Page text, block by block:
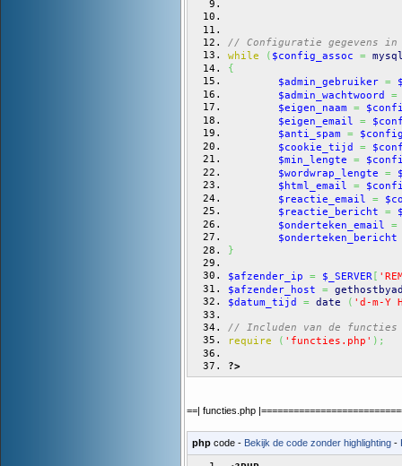
// Configuratie gegevens
while
( $config_assoc =
{
$admin_gebruiker =
$admin_wachtwoord
=
$eigen_naam
=
$eigen_email
=
$anti_spam
=
$cookie_tijd
=
$min_lengte
=
$wordwrap_lengte
=
$html_email
=
$reactie_email
=
$reactie_bericht
=
$onderteken_email
=
$onderteken_bericht
}
$afzender_ip = $_SERVER [
$afzender_host
=
$datum_tijd
= date ( 'd-m-Y
// Includen van de
require
( 'functies.php' ) ;
?>
==| functies.php
php code - Bekijk de code zonder highlighting -